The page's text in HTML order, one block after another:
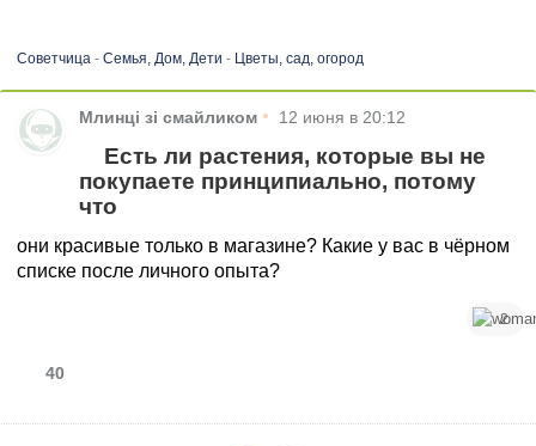
Советчица- Семья, Дом, Дети - Цветы, сад, огород
Млинці зі смайликом • 12 июня в 20:12
Есть ли растения, которые вы не
покупаете принципиально, потому
что
они красивые только в магазине? Какие у вас в чёрном
списке после личного опыта?
2
40